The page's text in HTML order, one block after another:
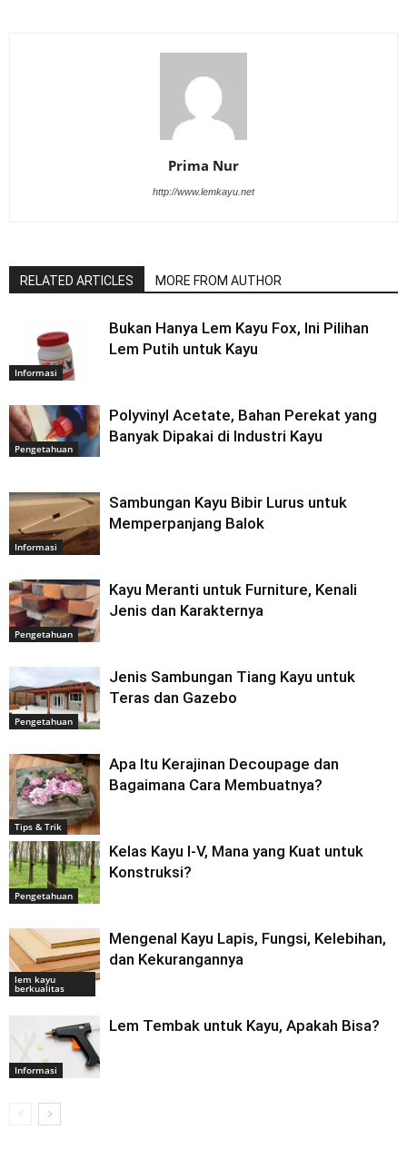
Prima Nur
http://www.lemkayu.net
RELATED ARTICLES MORE FROM AUTHOR
Informasi
Bukan Hanya Lem Kayu Fox, Ini Pilihan
Lem Putih untuk Kayu
Pengetahuan
Polyvinyl Acetate, Bahan Perekat yang
Banyak Dipakai di Industri Kayu
Informasi
Sambungan Kayu Bibir Lurus untuk
Memperpanjang Balok
Pengetahuan
Kayu Meranti untuk Furniture, Kenali
Jenis dan Karakternya
Pengetahuan
Jenis Sambungan Tiang Kayu untuk
Teras dan Gazebo
Tips & Trik
Apa Itu Kerajinan Decoupage dan
Bagaimana Cara Membuatnya?
Pengetahuan
Kelas Kayu I-V, Mana yang Kuat untuk
Konstruksi?
lem kayu
berkualitas
Mengenal Kayu Lapis, Fungsi, Kelebihan,
dan Kekurangannya
Informasi
Lem Tembak untuk Kayu, Apakah Bisa?